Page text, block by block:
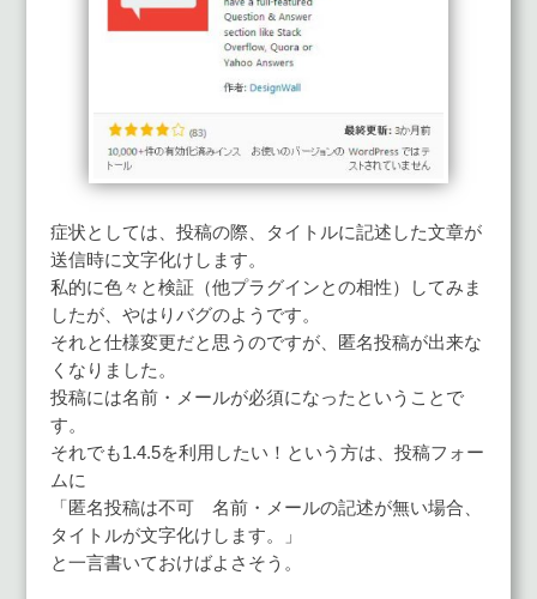
症状としては、投稿の際、タイトルに記述した文章が
送信時に文字化けします。
私的に色々と検証（他プラグインとの相性）してみま
したが、やはりバグのようです。
それと仕様変更だと思うのですが、匿名投稿が出来な
くなりました。
投稿には名前・メールが必須になったということで
す。
それでも1.4.5を利用したい！という方は、投稿フォー
ムに
「匿名投稿は不可 名前・メールの記述が無い場合、
タイトルが文字化けします。」
と一言書いておけばよさそう。